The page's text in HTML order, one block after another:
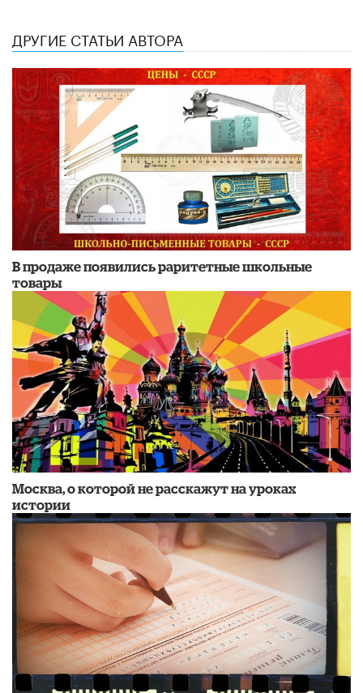
ДРУГИЕ СТАТЬИ АВТОРА
В продаже появились раритетные школьные
товары
Москва, о которой не расскажут на уроках
истории